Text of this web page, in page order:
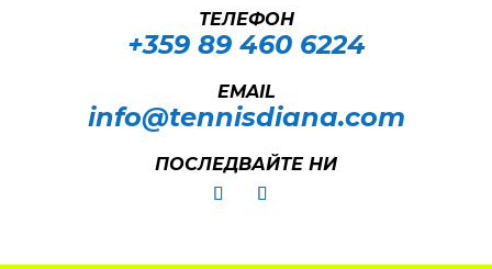
ТЕЛЕФОН
+359 89 460 6224­
EMAIL
info@tennisdiana.com
ПОСЛЕДВАЙТЕ НИ